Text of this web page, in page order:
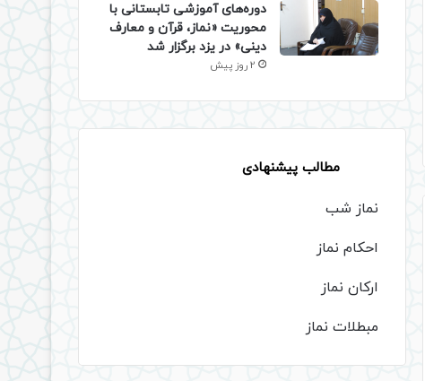
دوره‌های آموزشی تابستانی با
محوریت «نماز، قرآن و معارف
دینی» در یزد برگزار شد
2 روز پیش
مطالب پیشنهادی
نماز شب
احکام نماز
ارکان نماز
مبطلات نماز